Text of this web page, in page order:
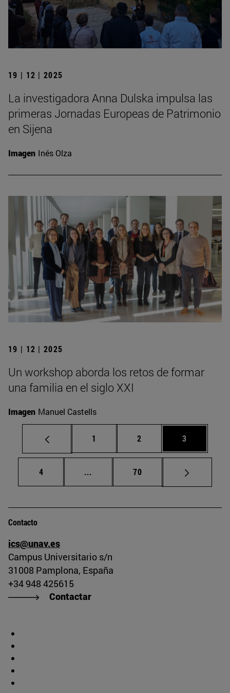
19 | 12 | 2025
La investigadora Anna Dulska impulsa las
primeras Jornadas Europeas de Patrimonio
en Sijena
Imagen Inés Olza
19 | 12 | 2025
Un workshop aborda los retos de formar
una familia en el siglo XXI
Imagen Manuel Castells
Página
1 Página
2 Página
3
Página
4 ... Páginas intermedias Use TAB para
Página
70
Contacto
ics@unav.es
Campus Universitario s/n
31008 Pamplona, España
+34 948 425615
Contactar